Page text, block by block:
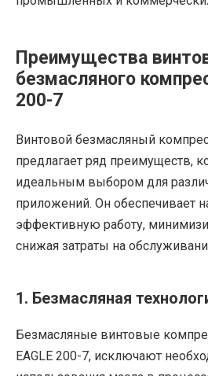
Преимущества
безмасляного
200-7
Винтовой безмасляный
предлагает ряд преимуществ,
идеальным выбором для
приложений. Он обеспечивает
эффективную работу,
снижая затраты на
1. Безмасляная
Безмасляные винтовые
EAGLE 200-7, исключают